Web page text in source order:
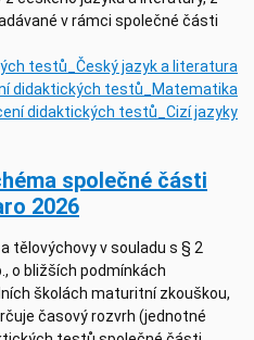
v rámci společné části
testů_Český jazyk a literatura
didaktických testů_Matematika
didaktických testů_Cizí jazyky
společné části
2026
tělovýchovy v souladu s § 2
o bližších podmínkách
školách maturitní zkouškou,
časový rozvrh (jednotné